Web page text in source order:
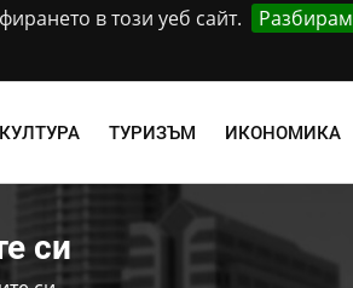
в този уеб сайт. Разбирам
КУЛТУРА ТУРИЗЪМ ИКОНОМИКА
си